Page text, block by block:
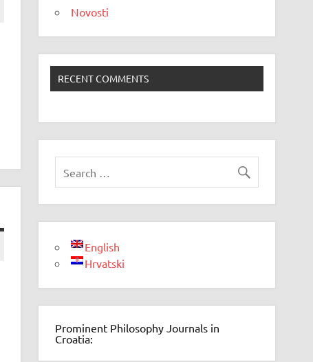
Novosti
RECENT COMMENTS
English
Hrvatski
Prominent Philosophy Journals in
Croatia: